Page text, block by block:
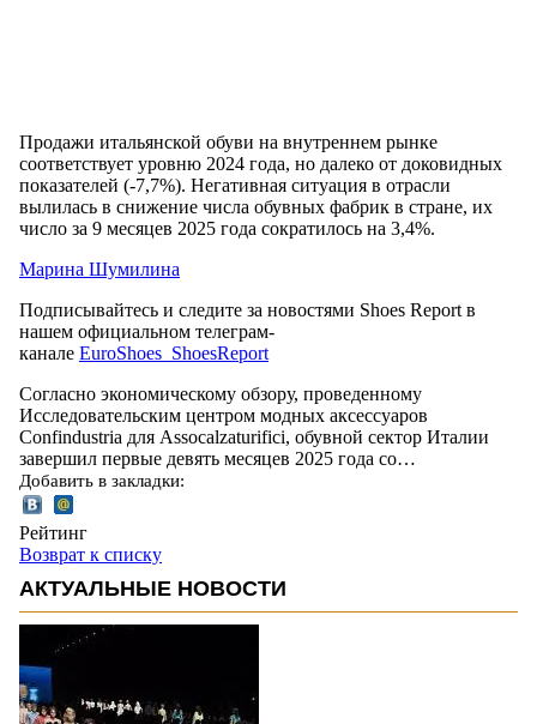
Продажи итальянской обуви на внутреннем рынке
соответствует уровню 2024 года, но далеко от доковидных
показателей (-7,7%). Негативная ситуация в отрасли
вылилась в снижение числа обувных фабрик в стране, их
число за 9 месяцев 2025 года сократилось на 3,4%.
Марина Шумилина
Подписывайтесь и следите за новостями Shoes Report в
нашем официальном телеграм-
канале EuroShoes_ShoesReport
Согласно экономическому обзору, проведенному
Исследовательским центром модных аксессуаров
Confindustria для Assocalzaturifici, обувной сектор Италии
завершил первые девять месяцев 2025 года со…
Добавить в закладки:
Рейтинг
Возврат к списку
АКТУАЛЬНЫЕ НОВОСТИ